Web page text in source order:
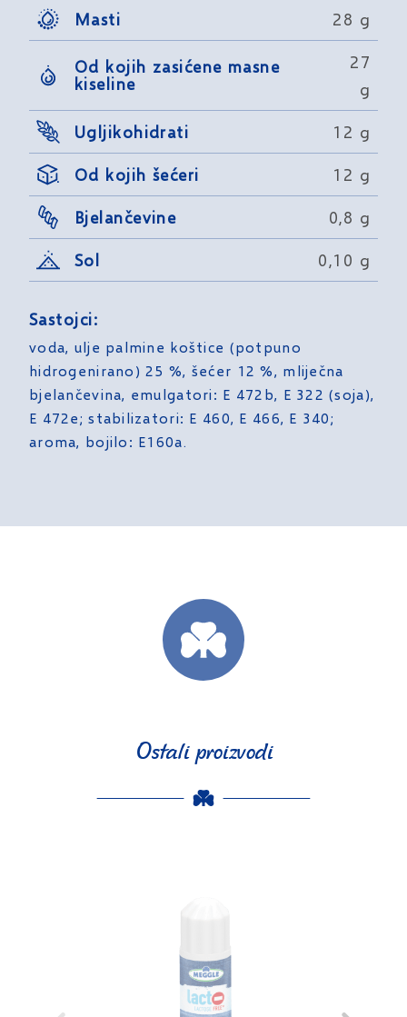
Masti 28 g
Od kojih zasićene masne
kiseline
27
g
Ugljikohidrati 12 g
Od kojih šećeri 12 g
Bjelančevine 0,8 g
Sol 0,10 g
Sastojci:
voda, ulje palmine koštice (potpuno
hidrogenirano) 25 %, šećer 12 %, mliječna
bjelančevina, emulgatori: E 472b, E 322 (soja),
E 472e; stabilizatori: E 460, E 466, E 340;
aroma, bojilo: E160a.
Ostali proizvodi